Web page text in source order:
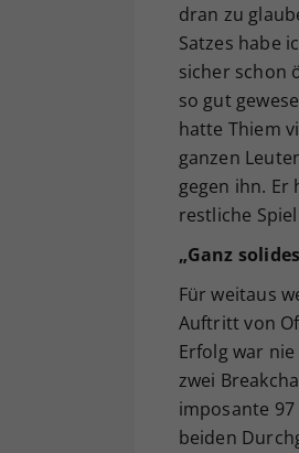
dran zu
Satzes habe
sicher schon
so gut
hatte Thiem
ganzen
gegen ihn. Er
restliche
„Ganz
Für weitaus
Auftritt von
Erfolg war
zwei
imposante
beiden